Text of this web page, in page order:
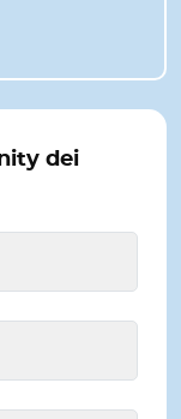
dei